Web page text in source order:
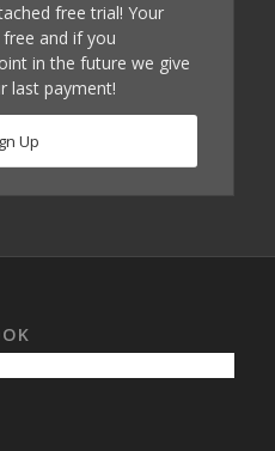
free trial! Your
and if you
in the future we give
last payment!
Up